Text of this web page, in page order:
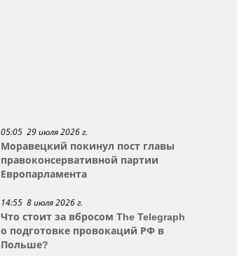
05:05 29 июля 2026 г.
Моравецкий покинул пост главы
правоконсервативной партии
Европарламента
14:55 8 июля 2026 г.
Что стоит за вбросом The Telegraph
о подготовке провокаций РФ в
Польше?